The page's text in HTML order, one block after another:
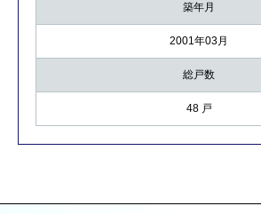
築年月
2001年03月
総戸数
48 戸